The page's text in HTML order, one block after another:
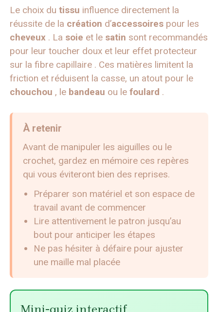
Le choix du tissu influence directement la
réussite de la création d’accessoires pour les
cheveux . La soie et le satin sont recommandés
pour leur toucher doux et leur effet protecteur
sur la fibre capillaire . Ces matières limitent la
friction et réduisent la casse, un atout pour le
chouchou , le bandeau ou le foulard .
À retenir
Avant de manipuler les aiguilles ou le
crochet, gardez en mémoire ces repères
qui vous éviteront bien des reprises.
Préparer son matériel et son espace de
travail avant de commencer
Lire attentivement le patron jusqu’au
bout pour anticiper les étapes
Ne pas hésiter à défaire pour ajuster
une maille mal placée
Mini-quiz interactif